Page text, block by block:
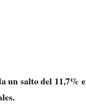
salto del 11,7%